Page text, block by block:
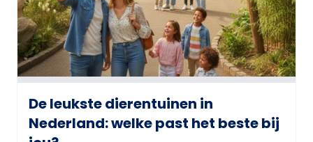
De leukste dierentuinen in
Nederland: welke past het beste bij